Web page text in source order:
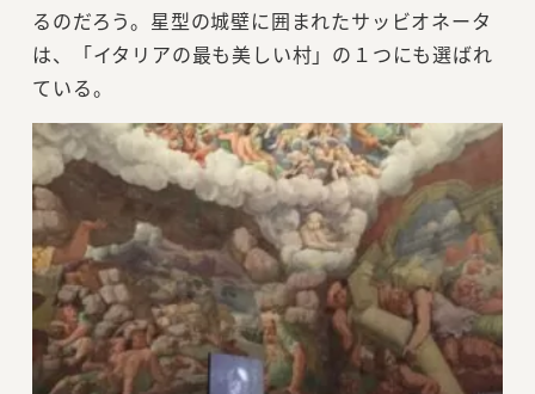
るのだろう。星型の城壁に囲まれたサッビオネータ
は、「イタリアの最も美しい村」の１つにも選ばれ
ている。